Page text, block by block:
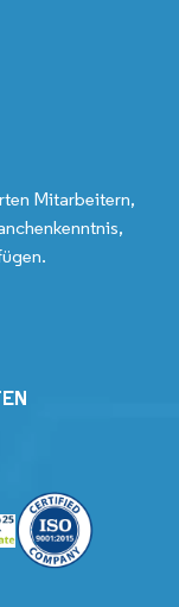
Mitarbeitern,